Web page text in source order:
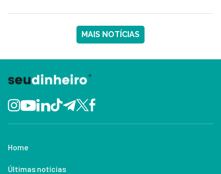
MAIS NOTÍCIAS
Home
Últimas notícias